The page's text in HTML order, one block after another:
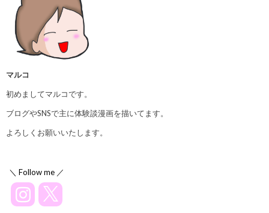
マルコ
初めましてマルコです。
ブログやSNSで主に体験談漫画を描いてます。
よろしくお願いいたします。
＼ Follow me ／